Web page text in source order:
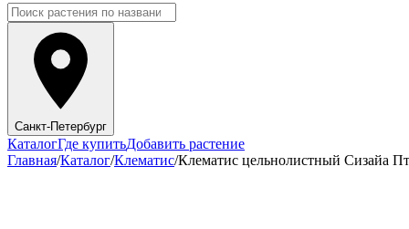
Санкт-Петербург
КаталогГде купитьДобавить растение
Главная/Каталог/Клематис/Клематис цельнолистный Сизайа